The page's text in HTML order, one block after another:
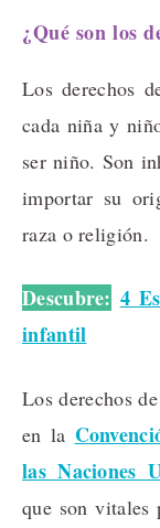
¿Qué son los
Los derechos
cada niña y
ser niño. Son
importar su
raza o religión.
Descubre: 4
infantil
Los derechos
en la
las Naciones
que son vitales